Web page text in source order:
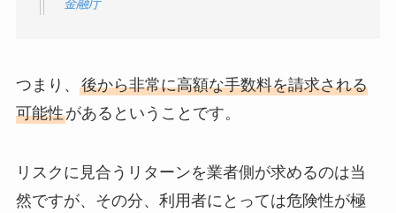
金融庁
つまり、 後から非常に高額な手数料を請求される
可能性があるということです。
リスクに見合うリターンを業者側が求めるのは当
然ですが、その分、利用者にとっては危険性が極